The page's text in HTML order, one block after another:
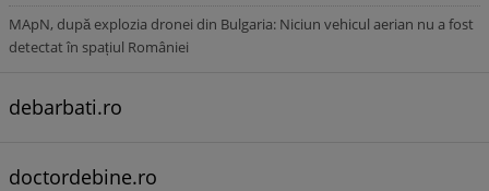
MApN, după explozia dronei din Bulgaria: Niciun vehicul aerian nu a fost
detectat în spațiul României
debarbati.ro
doctordebine.ro